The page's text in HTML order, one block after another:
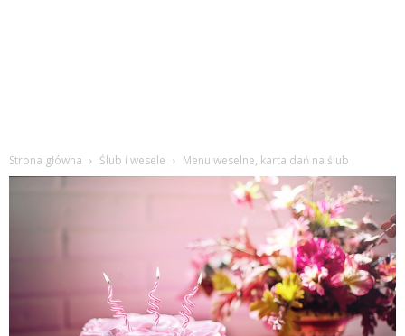
Strona główna Ślub i wesele Menu weselne, karta dań na ślub